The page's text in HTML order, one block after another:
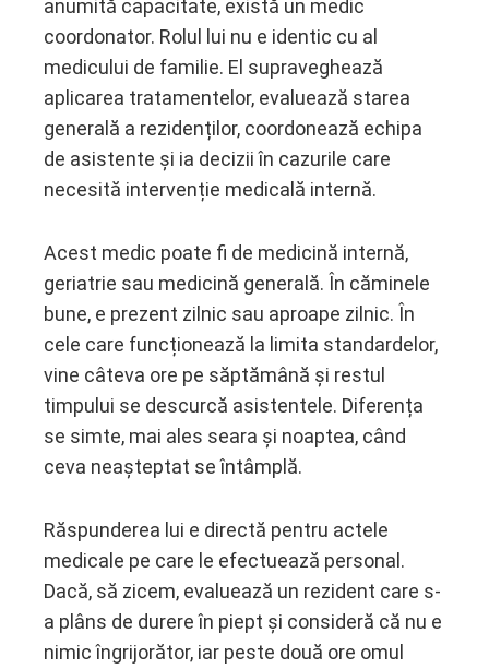
anumită capacitate, există un medic
coordonator. Rolul lui nu e identic cu al
medicului de familie. El supraveghează
aplicarea tratamentelor, evaluează starea
generală a rezidenților, coordonează echipa
de asistente și ia decizii în cazurile care
necesită intervenție medicală internă.
Acest medic poate fi de medicină internă,
geriatrie sau medicină generală. În căminele
bune, e prezent zilnic sau aproape zilnic. În
cele care funcționează la limita standardelor,
vine câteva ore pe săptămână și restul
timpului se descurcă asistentele. Diferența
se simte, mai ales seara și noaptea, când
ceva neașteptat se întâmplă.
Răspunderea lui e directă pentru actele
medicale pe care le efectuează personal.
Dacă, să zicem, evaluează un rezident care s-
a plâns de durere în piept și consideră că nu e
nimic îngrijorător, iar peste două ore omul